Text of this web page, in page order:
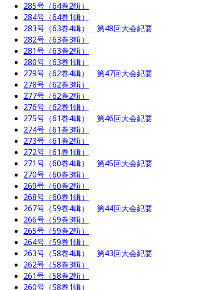
285号（64巻2輯）
284号（64巻1輯）
283号（63巻4輯） 第48回大会紀要
282号（63巻3輯）
281号（63巻2輯）
280号（63巻1輯）
279号（62巻4輯） 第47回大会紀要
278号（62巻3輯）
277号（62巻2輯）
276号（62巻1輯）
275号（61巻4輯） 第46回大会紀要
274号（61巻3輯）
273号（61巻2輯）
272号（61巻1輯）
271号（60巻4輯） 第45回大会紀要
270号（60巻3輯）
269号（60巻2輯）
268号（60巻1輯）
267号（59巻4輯） 第44回大会紀要
266号（59巻3輯）
265号（59巻2輯）
264号（59巻1輯）
263号（58巻4輯） 第43回大会紀要
262号（58巻3輯）
261号（58巻2輯）
260号（58巻1輯）